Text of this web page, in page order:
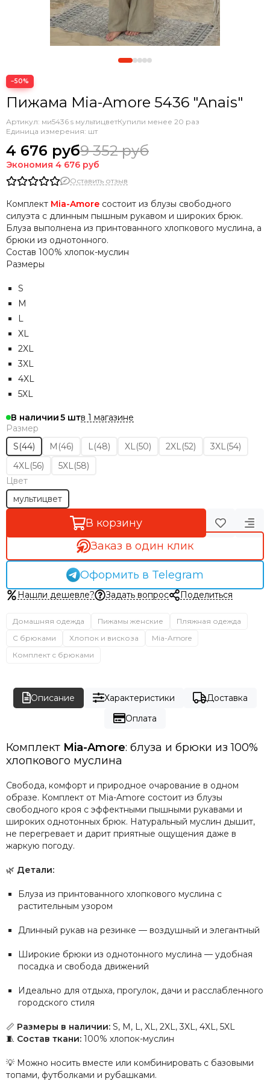
−50%
Пижама Mia-Amore 5436 "Anais"
Артикул: ми5436 s мультицветКупили менее 20 раз
Единица измерения: шт
4 676 руб9 352 руб
Экономия 4 676 руб
Оставить отзыв
Комплект Mia-Amore состоит из блузы свободного
силуэта с длинным пышным рукавом и широких брюк.
Блуза выполнена из принтованного хлопкового муслина, а
брюки из однотонного.
Состав 100% хлопок-муслин
Размеры
S
M
L
XL
2XL
3XL
4XL
5XL
В наличии5
в 1 магазине
Размер
S(44)
M(46) L(48) XL(50) 2XL(52)
3XL(54)
4XL(56)
5XL(58)
Цвет
мультицвет
В корзину
Заказ в один клик
Оформить в Telegram
Нашли дешевле? Задать вопрос Поделиться
Домашняя одежда Пижамы женские
Пляжная одежда
С брюками
Хлопок и вискоза
Mia-Amore
Комплект с брюками
Описание Характеристики
Доставка
Оплата
Комплект Mia-Amore: блуза и брюки из 100%
хлопкового муслина
Свобода, комфорт и природное очарование в одном
образе. Комплект от Mia-Amore состоит из блузы
свободного кроя с эффектными пышными рукавами и
широких однотонных брюк. Натуральный муслин дышит,
не перегревает и дарит приятные ощущения даже в
жаркую погоду.
🌿 Детали:
Блуза из принтованного хлопкового муслина с
растительным узором
Длинный рукав на резинке — воздушный и элегантный
Широкие брюки из однотонного муслина — удобная
посадка и свобода движений
Идеально для отдыха, прогулок, дачи и расслабленного
городского стиля
📏 Размеры в наличии: S, M, L, XL, 2XL, 3XL, 4XL, 5XL
🧵 Состав ткани: 100% хлопок-муслин
💡 Можно носить вместе или комбинировать с базовыми
топами, футболками и рубашками.